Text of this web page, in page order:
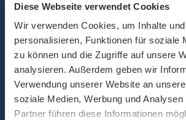
Diese Webseite verwendet Cookies
Wir verwenden Cookies, um Inhalte
personalisieren, Funktionen für soziale
zu können und die Zugriffe auf unsere
analysieren. Außerdem geben wir
Verwendung unserer Website an
soziale Medien, Werbung und
Partner führen diese Informationen